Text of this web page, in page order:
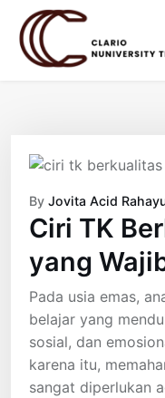
content
By Jovita Acid
Ciri TK
yang
Pada usia emas,
belajar yang
sosial, dan
karena itu,
sangat diperlukan